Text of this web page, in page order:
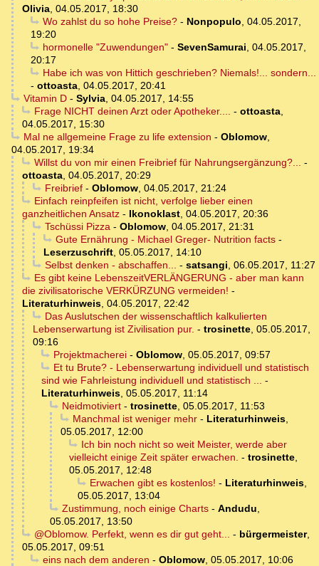
Olivia, 04.05.2017, 18:30
Wo zahlst du so hohe Preise?- Nonpopulo, 04.05.2017,
19:20
hormonelle "Zuwendungen"- SevenSamurai, 04.05.2017,
20:17
Habe ich was von Hittich geschrieben? Niemals!... sondern...
- ottoasta, 04.05.2017, 20:41
Vitamin D- Sylvia, 04.05.2017, 14:55
Frage NICHT deinen Arzt oder Apotheker.... - ottoasta,
04.05.2017, 15:30
Mal ne allgemeine Frage zu life extension - Oblomow,
04.05.2017, 19:34
Willst du von mir einen Freibrief für Nahrungsergänzung?... -
ottoasta, 04.05.2017, 20:29
Freibrief- Oblomow, 04.05.2017, 21:24
Einfach reinpfeifen ist nicht, verfolge lieber einen
ganzheitlichen Ansatz - Ikonoklast, 04.05.2017, 20:36
Tschüssi Pizza- Oblomow, 04.05.2017, 21:31
Gute Ernährung - Michael Greger- Nutrition facts-
Leserzuschrift, 05.05.2017, 14:10
Selbst denken - abschaffen... - satsangi, 06.05.2017, 11:27
Es gibt keine LebenszeitVERLÄNGERUNG - aber man kann
die zivilisatorische VERKÜRZUNG vermeiden! -
Literaturhinweis, 04.05.2017, 22:42
Das Auslutschen der wissenschaftlich kalkulierten
Lebenserwartung ist Zivilisation pur. - trosinette, 05.05.2017,
09:16
Projektmacherei- Oblomow, 05.05.2017, 09:57
Et tu Brute? - Lebenserwartung individuell und statistisch
sind wie Fahrleistung individuell und statistisch ... -
Literaturhinweis, 05.05.2017, 11:14
Neidmotiviert- trosinette, 05.05.2017, 11:53
Manchmal ist weniger mehr- Literaturhinweis,
05.05.2017, 12:00
Ich bin noch nicht so weit Meister, werde aber
vielleicht einige Zeit später erwachen. - trosinette,
05.05.2017, 12:48
Erwachen gibt es kostenlos! - Literaturhinweis,
05.05.2017, 13:04
Zustimmung, noch einige Charts- Andudu,
05.05.2017, 13:50
@Oblomow. Perfekt, wenn es dir gut geht... - bürgermeister,
05.05.2017, 09:51
eins nach dem anderen - Oblomow, 05.05.2017, 10:06